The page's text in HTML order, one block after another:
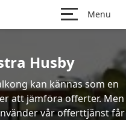
Menu
Husby
kan kännas som en
att jämföra offerter. Men
vår offerttjänst får